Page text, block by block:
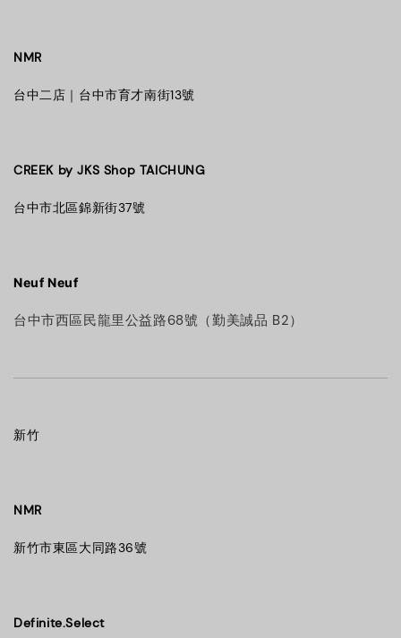
NMR
台中二店｜台中市育才南街13號
CREEK by JKS Shop TAICHUNG
台中市北區錦新街37號
Neuf Neuf
台中市西區民龍里公益路68號（勤美誠品 B2）
新竹
NMR
新竹市東區大同路36號
Definite.Select